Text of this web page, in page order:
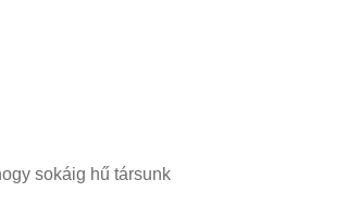
sokáig hű társunk